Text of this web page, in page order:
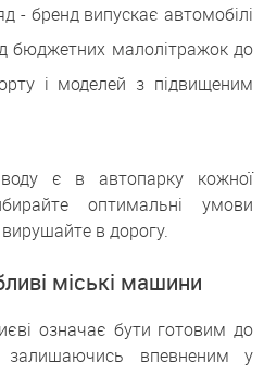
- бренд випускає автомобілі
бюджетних малолітражок до
і моделей з підвищеним
є в автопарку кожної
оптимальні умови
в дорогу.
міські машини
означає бути готовим до
залишаючись впевненим у